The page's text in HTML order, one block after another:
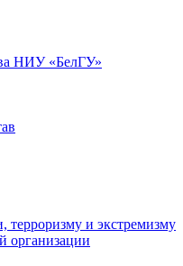
НИУ «БелГУ»
терроризму и экстремизму
организации